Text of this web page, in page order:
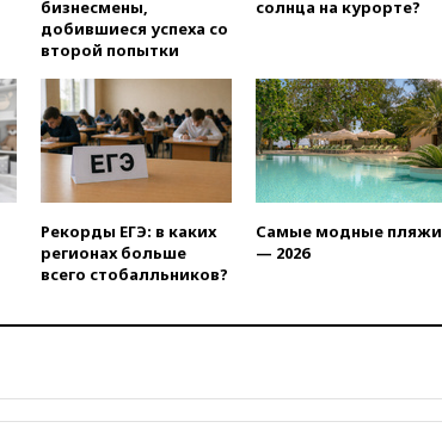
вчера, 20:15 Минтранс
предложил оплачивать
средств на ремонт
вчера, 20:00Зеленский 8
августа посетит Сербию с
официальным визитом
вчера, 19:58В Госдуму будет
отмене ЕГЭ
вчера, 19:50
работу
республиканцев поддержать
Вэнса на выборах 2028 года
бизнесмены,
добившиеся успеха со
второй попытки
солнца на курорте?
Рекорды ЕГЭ: в каких
регионах больше
всего стобалльников?
Самые модные пляжи
— 2026